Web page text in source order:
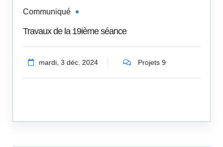
Communiqué
Travaux de la 19ième séance
mardi, 3 déc. 2024 Projets 9